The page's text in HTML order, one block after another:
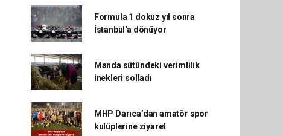
Formula 1 dokuz yıl sonra
İstanbul'a dönüyor
Manda sütündeki verimlilik
inekleri solladı
MHP Darıca’dan amatör spor
kulüplerine ziyaret